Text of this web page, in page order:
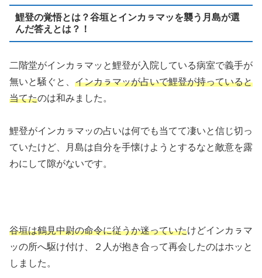
鯉登の覚悟とは？谷垣とインカㇻマッを襲う月島が選
んだ答えとは？！
二階堂がインカㇻマッと鯉登が入院している病室で義手が
無いと騒ぐと、 インカㇻマッが占いで鯉登が持っていると
当てたのは和みました。
鯉登がインカㇻマッの占いは何でも当てて凄いと信じ切っ
ていたけど、月島は自分を手懐けようとするなと敵意を露
わにして隙がないです。
谷垣は鶴見中尉の命令に従うか迷っていたけどインカㇻマ
ッの所へ駆け付け、２人が抱き合って再会したのはホッと
しました。